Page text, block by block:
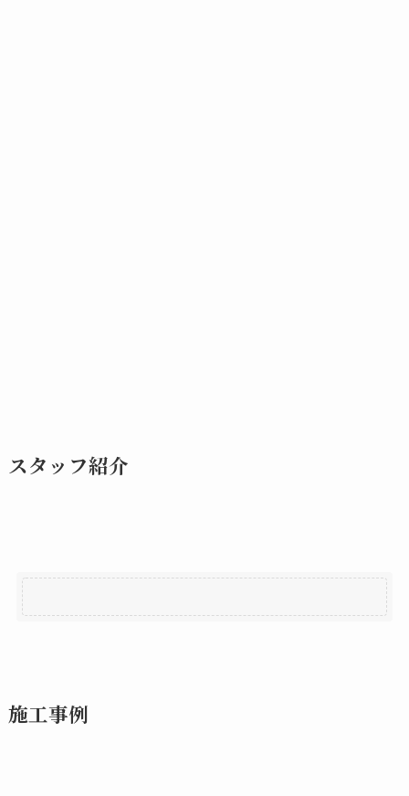
スタッフ紹介
施工事例